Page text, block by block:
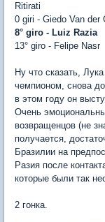
Ritirati
0 giri - Giedo Van der
8° giro - Luiz Razia
13° giro - Felipe Nasr
Ну что сказать,
чемпионом, снова
в этом году он
Очень
возвращенцов (не
получается,
Бразилии на
Разия после
которые были так
2 гонка.